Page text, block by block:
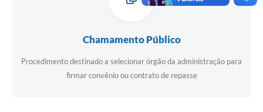
Chamamento Público
Procedimento destinado a selecionar órgão da administração para
firmar convênio ou contrato de repasse